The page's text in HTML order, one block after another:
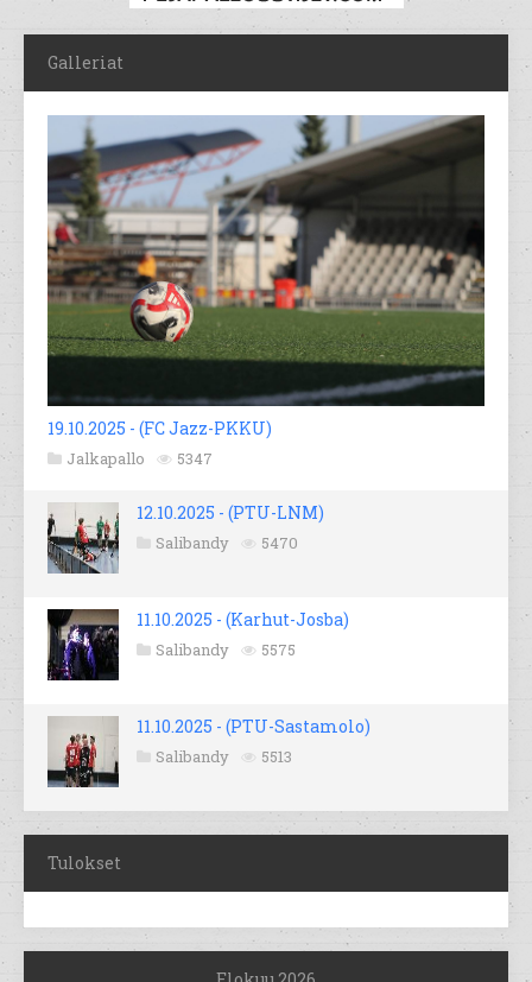
Galleriat
19.10.2025 - (FC Jazz-PKKU)
Jalkapallo 5347
12.10.2025 - (PTU-LNM)
Salibandy 5470
11.10.2025 - (Karhut-Josba)
Salibandy 5575
11.10.2025 - (PTU-Sastamolo)
Salibandy 5513
Tulokset